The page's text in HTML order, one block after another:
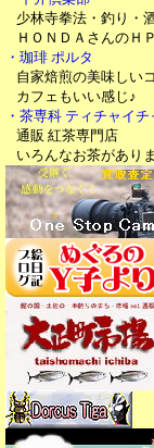
少林寺拳法・釣り・
ＨＯＮＤＡさんのＨＰ
・珈琲 ポルタ
自家焙煎の美味しい
カフェもいい感じ♪
・茶専科 ティチャイチ
通販 紅茶専門店
いろんなお茶があり